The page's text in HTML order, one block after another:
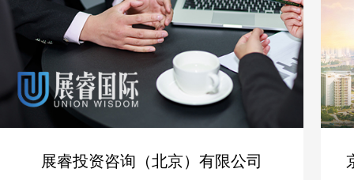
展睿投资咨询（北京）有限公司